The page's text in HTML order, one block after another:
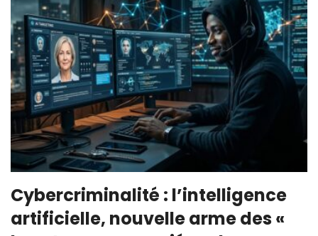
Cybercriminalité : l’intelligence
artificielle, nouvelle arme des «